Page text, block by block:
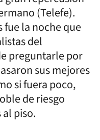
(Telefe).
fue la noche que
del
preguntarle por
sus mejores
si fuera poco,
de riesgo
piso.